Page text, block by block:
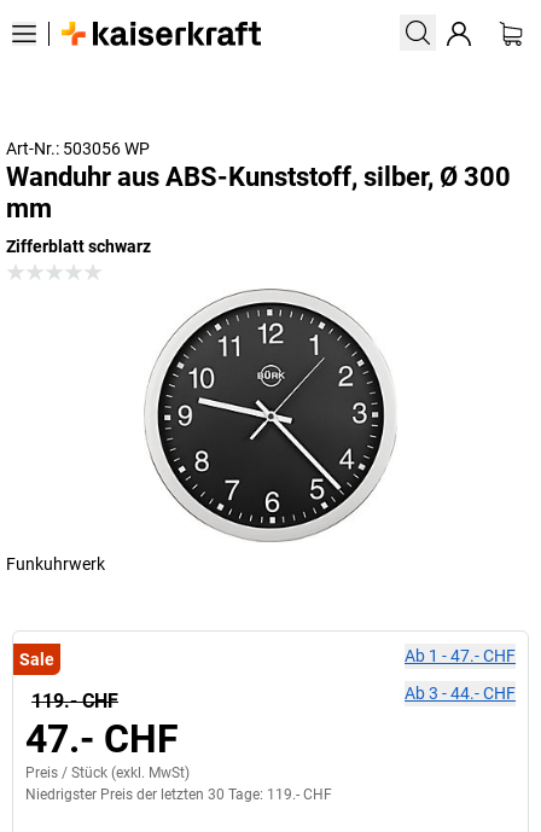
Art-Nr.: 503056 WP
Wanduhr aus ABS-Kunststoff, silber, Ø 300
mm
Zifferblatt schwarz
Funkuhrwerk
Sale
119.- CHF
47.- CHF
Preis / Stück (exkl. MwSt)
Niedrigster Preis der letzten 30 Tage: 119.- CHF
Ab 1 -47.- CHF
Ab3 -44.- CHF